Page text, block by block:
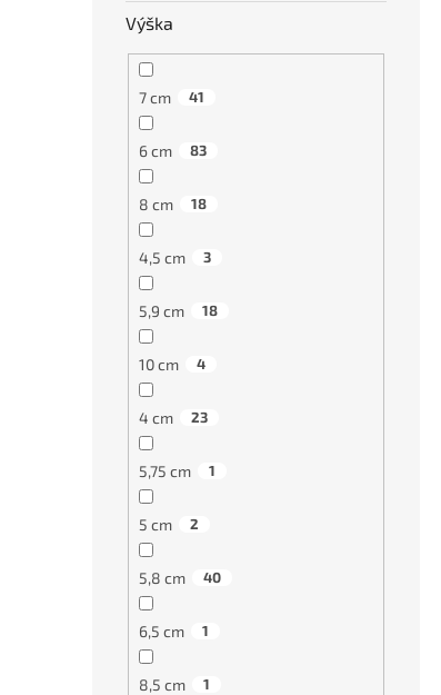
Výška
7 cm 41
6 cm 83
8 cm 18
4,5 cm 3
5,9 cm 18
10 cm 4
4 cm 23
5,75 cm 1
5 cm 2
5,8 cm 40
6,5 cm 1
8,5 cm 1